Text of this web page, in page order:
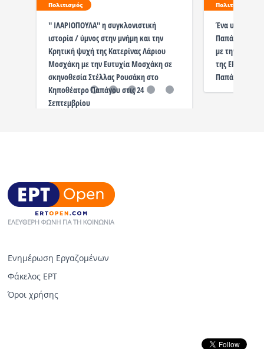
Πολιτισμός
'' ΙΛΑΡΙΟΠΟΥΛΑ'' η συγκλονιστική
ιστορία / ύμνος στην μνήμη και την
Κρητική ψυχή της Κατερίνας Λάριου
Μοσχάκη με την Ευτυχία Μοσχάκη σε
σκηνοθεσία Στέλλας Ρουσάκη στο
Κηποθέατρο Παπάγου στις 24
Σεπτεμβρίου
Πολιτισμός
Ένα
Παπάγου || Οι
με την
της ΕΡΤ || 23
Παπάγου
Ενημέρωση Εργαζομένων
Φάκελος ΕΡΤ
Όροι χρήσης